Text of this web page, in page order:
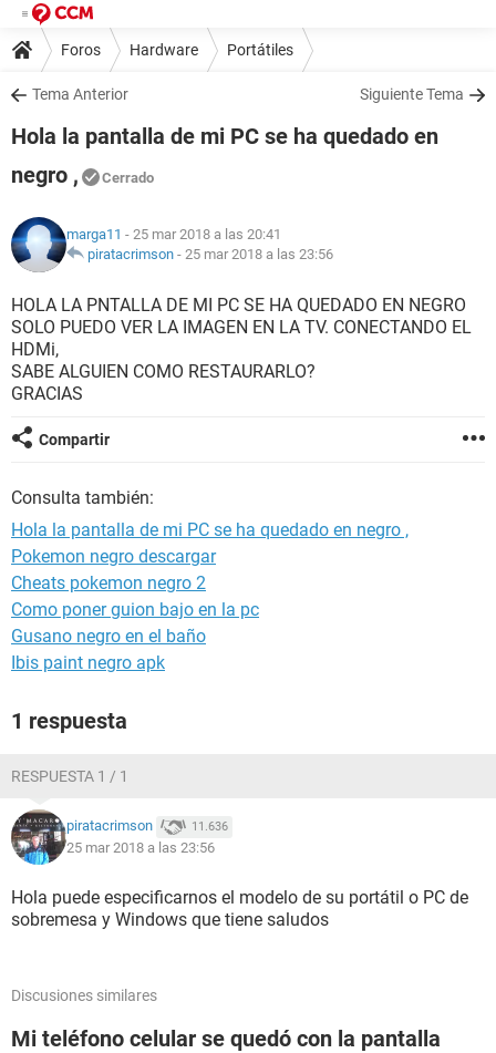
Foros Hardware Portátiles
Tema Anterior Siguiente Tema
Hola la pantalla de mi PC se ha quedado en
negro ,
Cerrado
marga11 - 25 mar 2018 a las 20:41
piratacrimson - 25 mar 2018 a las 23:56
HOLA LA PNTALLA DE MI PC SE HA QUEDADO EN NEGRO
SOLO PUEDO VER LA IMAGEN EN LA TV. CONECTANDO EL
HDMi,
SABE ALGUIEN COMO RESTAURARLO?
GRACIAS
Compartir
Consulta también:
Hola la pantalla de mi PC se ha quedado en negro ,
Pokemon negro descargar
Cheats pokemon negro 2
Como poner guion bajo en la pc
Gusano negro en el baño
Ibis paint negro apk
1 respuesta
RESPUESTA 1 / 1
piratacrimson 11.636
25 mar 2018 a las 23:56
Hola puede especificarnos el modelo de su portátil o PC de
sobremesa y Windows que tiene saludos
Discusiones similares
Mi teléfono celular se quedó con la pantalla